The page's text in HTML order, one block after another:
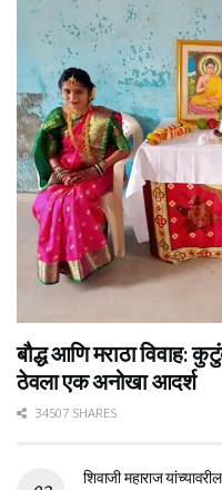
बौद्ध आणि मराठा विवाह:
ठेवला एक अनोखा आदर्श
34507 SHARES
शिवाजी महाराज